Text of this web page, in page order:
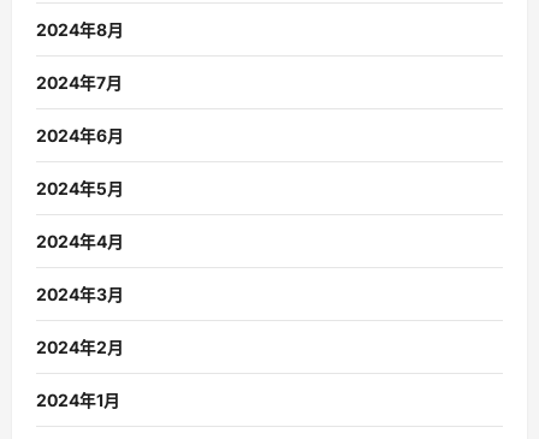
2024年8月
2024年7月
2024年6月
2024年5月
2024年4月
2024年3月
2024年2月
2024年1月